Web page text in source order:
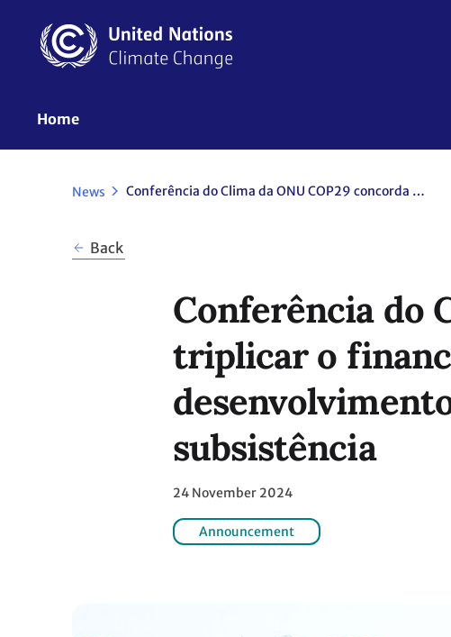
content
UNFCCC
Nav
Home
News Conferência do Clima da ONU COP29 concorda em triplicar o financiamento para países em desenvolvimento, protegendo vidas e meios de subsistência
Back
Conferência do
triplicar o
subsistência
24 November 2024
Announcement